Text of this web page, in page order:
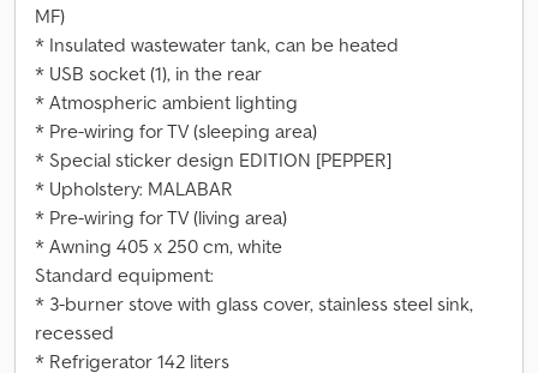
MF)
* Insulated wastewater tank, can be heated
* USB socket (1), in the rear
* Atmospheric ambient lighting
* Pre-wiring for TV (sleeping area)
* Special sticker design EDITION [PEPPER]
* Upholstery: MALABAR
* Pre-wiring for TV (living area)
* Awning 405 x 250 cm, white
Standard equipment:
* 3-burner stove with glass cover, stainless steel sink,
recessed
* Refrigerator 142 liters